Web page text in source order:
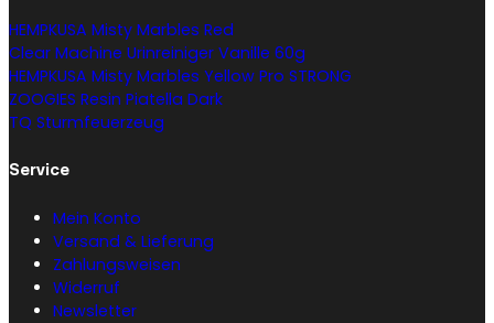
HEMPKUSA Misty Marbles Red
Clear Machine Urinreiniger Vanille 60g
HEMPKUSA Misty Marbles Yellow Pro STRONG
ZOOGIES Resin Piatella Dark
TQ Sturmfeuerzeug
Service
Mein Konto
Versand & Lieferung
Zahlungsweisen
Widerruf
Newsletter